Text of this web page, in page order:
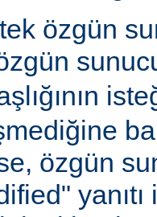
özgün
özgün
özgün